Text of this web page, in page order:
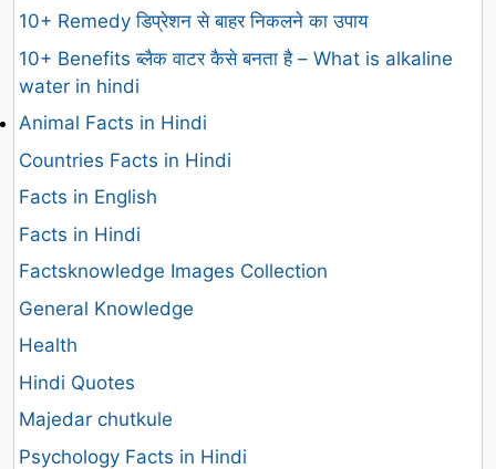
10+ Remedy डिप्रेशन से बाहर निकलने का उपाय
10+ Benefits ब्लैक वाटर कैसे बनता है – What is alkaline
water in hindi
Animal Facts in Hindi
Countries Facts in Hindi
Facts in English
Facts in Hindi
Factsknowledge Images Collection
General Knowledge
Health
Hindi Quotes
Majedar chutkule
Psychology Facts in Hindi